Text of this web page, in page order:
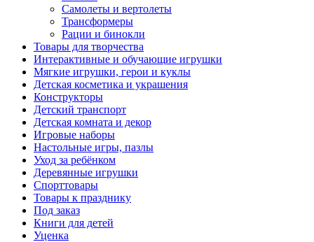
Самолеты и вертолеты
Трансформеры
Рации и бинокли
Товары для творчества
Интерактивные и обучающие игрушки
Мягкие игрушки, герои и куклы
Детская косметика и украшения
Конструкторы
Детский транспорт
Детская комната и декор
Игровые наборы
Настольные игры, пазлы
Уход за ребёнком
Деревянные игрушки
Спорттовары
Товары к празднику
Под заказ
Книги для детей
Уценка